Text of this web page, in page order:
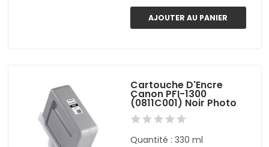
AJOUTER AU PANIER
Cartouche D'Encre
Canon PFI-1300
(0811C001) Noir Photo
Quantité : 330 ml